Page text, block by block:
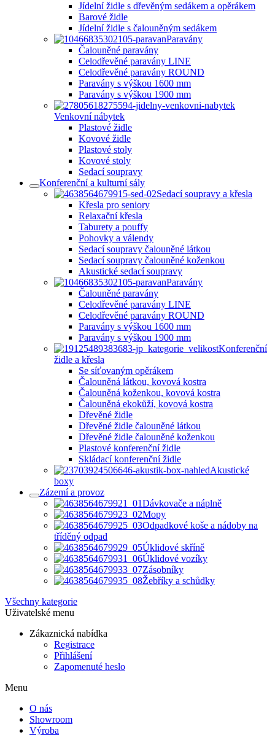
Jídelní židle s dřevěným sedákem a opěrákem
Barové židle
Jídelní židle s čalouněným sedákem
Paravány
Čalouněné paravány
Celodřevěné paravány LINE
Celodřevěné paravány ROUND
Paravány s výškou 1600 mm
Paravány s výškou 1900 mm
Venkovní nábytek
Plastové židle
Kovové židle
Plastové stoly
Kovové stoly
Sedací soupravy
Konferenční a kulturní sály
Sedací soupravy a křesla
Křesla pro seniory
Relaxační křesla
Taburety a pouffy
Pohovky a válendy
Sedací soupravy čalouněné látkou
Sedací soupravy čalouněné koženkou
Akustické sedací soupravy
Paravány
Čalouněné paravány
Celodřevěné paravány LINE
Celodřevěné paravány ROUND
Paravány s výškou 1600 mm
Paravány s výškou 1900 mm
Konferenční
židle a křesla
Se síťovaným opěrákem
Čalouněná látkou, kovová kostra
Čalouněná koženkou, kovová kostra
Čalouněná ekokůží, kovová kostra
Dřevěné židle
Dřevěné židle čalouněné látkou
Dřevěné židle čalouněné koženkou
Plastové konferenční židle
Skládací konferenční židle
Akustické
boxy
Zázemí a provoz
Dávkovače a náplně
Mopy
Odpadkové koše a nádoby na
tříděný odpad
Úklidové skříně
Úklidové vozíky
Zásobníky
Žebříky a schůdky
Všechny kategorie
Uživatelské menu
Zákaznická nabídka
Registrace
Přihlášení
Zapomenuté heslo
Menu
O nás
Showroom
Výroba